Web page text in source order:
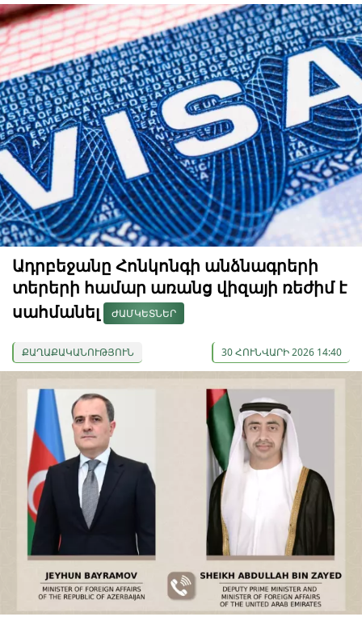
Ադրբեջանը Հոնկոնգի անձնագրերի
տերերի համար առանց վիզայի ռեժիմ է
սահմանել
ԺԱՄԿԵՏՆԵՐ
ՔԱՂԱՔԱԿԱՆՈՒԹՅՈՒՆ 30 ՀՈՒՆՎԱՐԻ 2026 14:40